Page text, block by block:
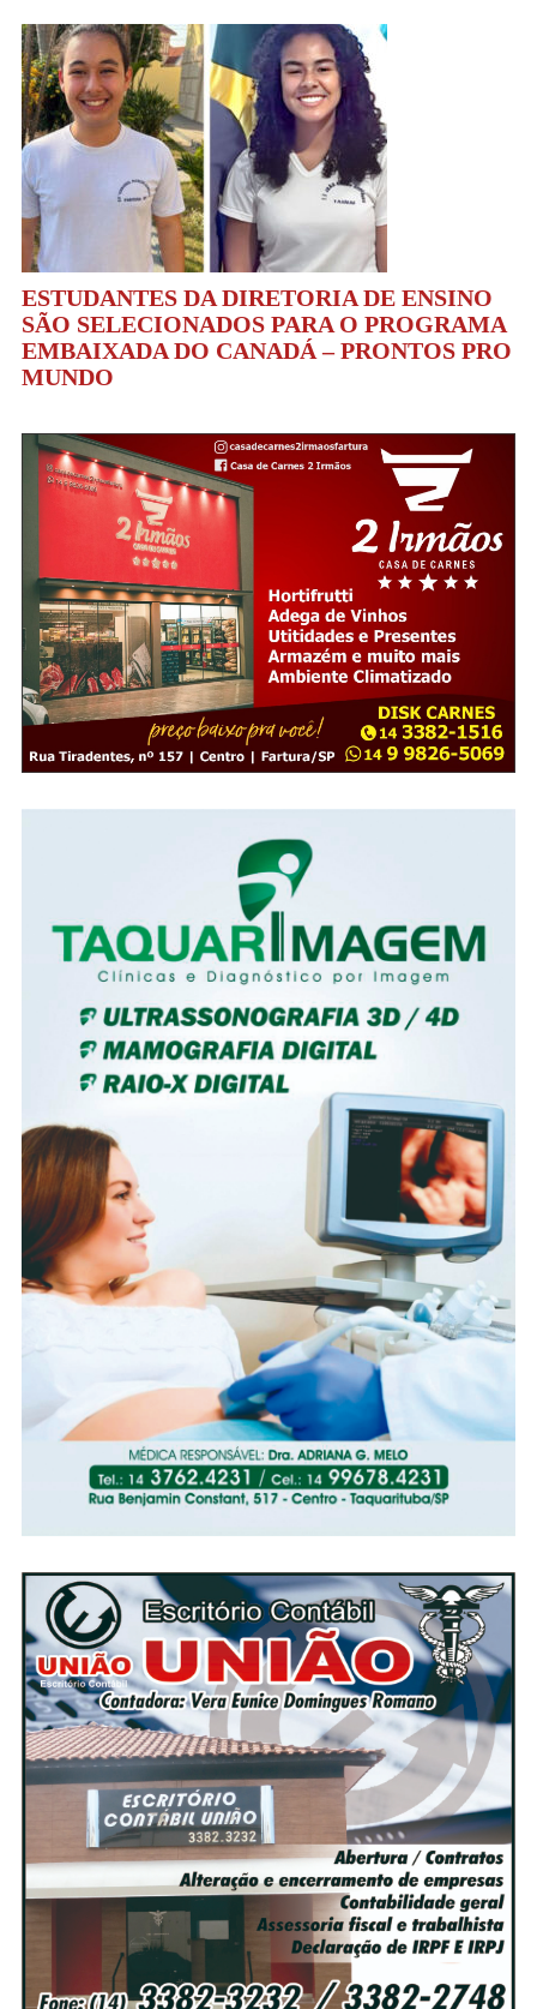
ESTUDANTES DA DIRETORIA DE ENSINO
SÃO SELECIONADOS PARA O PROGRAMA
EMBAIXADA DO CANADÁ – PRONTOS PRO
MUNDO